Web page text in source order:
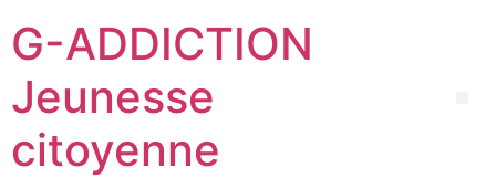
G-ADDICTION
Jeunesse
citoyenne